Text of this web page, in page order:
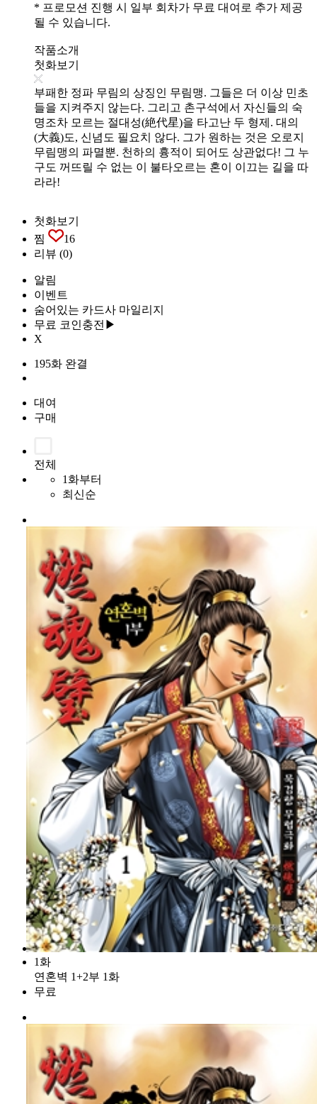
* 프로모션 진행 시 일부 회차가 무료 대여로 추가 제공
될 수 있습니다.
작품소개
첫화보기
부패한 정파 무림의 상징인 무림맹. 그들은 더 이상 민초
들을 지켜주지 않는다. 그리고 촌구석에서 자신들의 숙
명조차 모르는 절대성(絶代星)을 타고난 두 형제. 대의
(大義)도, 신념도 필요치 않다. 그가 원하는 것은 오로지
무림맹의 파멸뿐. 천하의 흉적이 되어도 상관없다! 그 누
구도 꺼뜨릴 수 없는 이 불타오르는 혼이 이끄는 길을 따
라라!
첫화보기
찜
16
리뷰 (0)
알림
이벤트
숨어있는 카드사 마일리지
무료 코인충전▶
X
195화 완결
대여
구매
전체
1화부터
최신순
1화
연혼벽 1+2부 1화
무료